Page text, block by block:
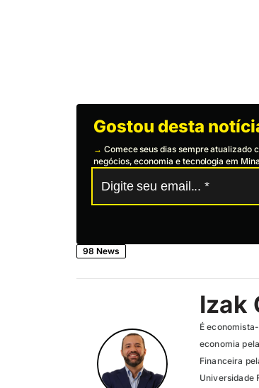
Gostou desta
→ Comece seus dias sempre atualizado
negócios, economia e tecnologia em
98 News
Izak
É
economia
Financeira
Universidade